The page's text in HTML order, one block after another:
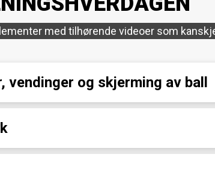
med tilhørende videoer som
og skjerming av ball